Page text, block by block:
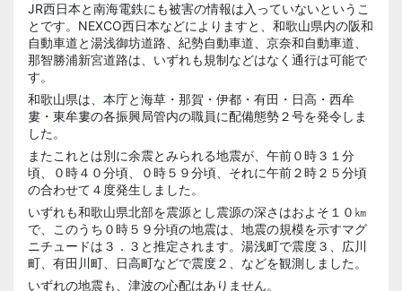
JR西日本と南海電鉄にも被害の情報は入っていないというこ
とです。NEXCO西日本などによりますと、和歌山県内の阪和
自動車道と湯浅御坊道路、紀勢自動車道、京奈和自動車道、
那智勝浦新宮道路は、いずれも規制などはなく通行は可能で
す。
和歌山県は、本庁と海草・那賀・伊都・有田・日高・西牟
婁・東牟婁の各振興局管内の職員に配備態勢２号を発令しま
した。
またこれとは別に余震とみられる地震が、午前０時３１分
頃、０時４０分頃、０時５９分頃、それに午前２時２５分頃
の合わせて４度発生しました。
いずれも和歌山県北部を震源とし震源の深さはおよそ１０㎞
で、このうち０時５９分頃の地震は、地震の規模を示すマグ
ニチュードは３．３と推定されます。湯浅町で震度３、広川
町、有田川町、日高町などで震度２、などを観測しました。
いずれの地震も、津波の心配はありません。